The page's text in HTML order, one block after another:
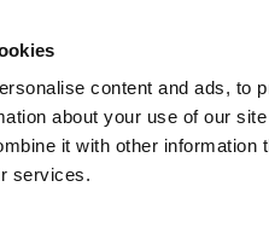
content and ads, to
about your use of our
it with other information
services.
製品・サ